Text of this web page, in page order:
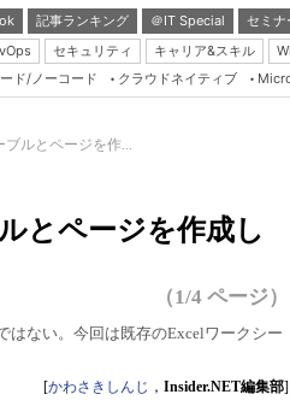
記事ランキング ＠IT Special セミナ
セキュリティ キャリア&スキル
Java
ド/ノーコード クラウドネイティブ
ブルとページを作...
とページを作成し
（1/4 ページ）
はない。今回は既存のExcelワークシー
[かわさきしんじ ， Insider.NET編集部]